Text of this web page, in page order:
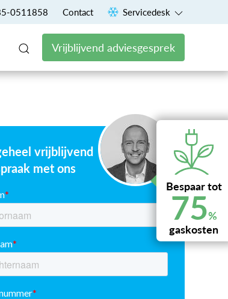
voor een vast maandbedrag
0511858 Contact Servicedesk
Vrijblijvend adviesgesprek
vrijblijvend
met ons
Bespaar tot
75%
gaskosten